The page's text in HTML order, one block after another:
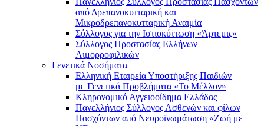
από Δρεπανοκυτταρική και
Μικροδρεπανοκυτταρική Αναιμία
Σύλλογος για την Ιστιοκύττωση «Άρτεμις»
Σύλλογος Προστασίας Ελλήνων
Αιμορροφιλικών
Γενετικά Νοσήματα
Ελληνική Εταιρεία Υποστήριξης Παιδιών
με Γενετικά Προβλήματα «Το Μέλλον»
Κληρονομικό Αγγειοοίδημα Ελλάδας
Πανελλήνιος Σύλλογος Ασθενών και φίλων
Πασχόντων από Νευροϊνωμάτωση «Ζωή με